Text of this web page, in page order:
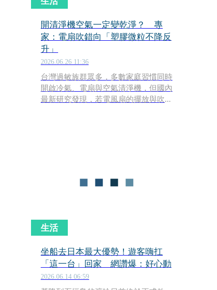
開清淨機空氣一定變乾淨？ 專
家：電扇吹錯向「塑膠微粒不降反
升」
2026.06.26 11:36
台灣過敏族群眾多，多數家庭習慣同時
開啟冷氣、電扇與空氣清淨機，但國內
最新研究發現，若電風扇的擺放與吹向
生活
坐船去日本最大優勢！遊客嗨扛
「這一台」回家 網讚爆：好心動
2026.06.14 06:59